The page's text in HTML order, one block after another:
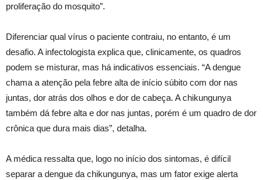
proliferação do mosquito”.
Diferenciar qual vírus o paciente contraiu, no entanto, é um
desafio. A infectologista explica que, clinicamente, os quadros
podem se misturar, mas há indicativos essenciais. “A dengue
chama a atenção pela febre alta de início súbito com dor nas
juntas, dor atrás dos olhos e dor de cabeça. A chikungunya
também dá febre alta e dor nas juntas, porém é um quadro de dor
crônica que dura mais dias”, detalha.
A médica ressalta que, logo no início dos sintomas, é difícil
separar a dengue da chikungunya, mas um fator exige alerta